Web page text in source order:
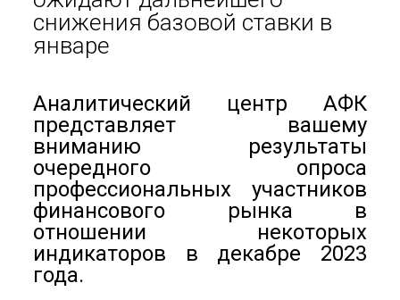
снижения базовой ставки в
январе
Аналитический центр АФК
представляет вашему
вниманию результаты
очередного опроса
профессиональных участников
финансового рынка в
отношении некоторых
индикаторов в декабре 2023
года.